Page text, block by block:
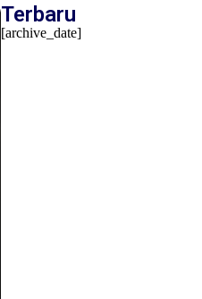
Terbaru
[archive_date]